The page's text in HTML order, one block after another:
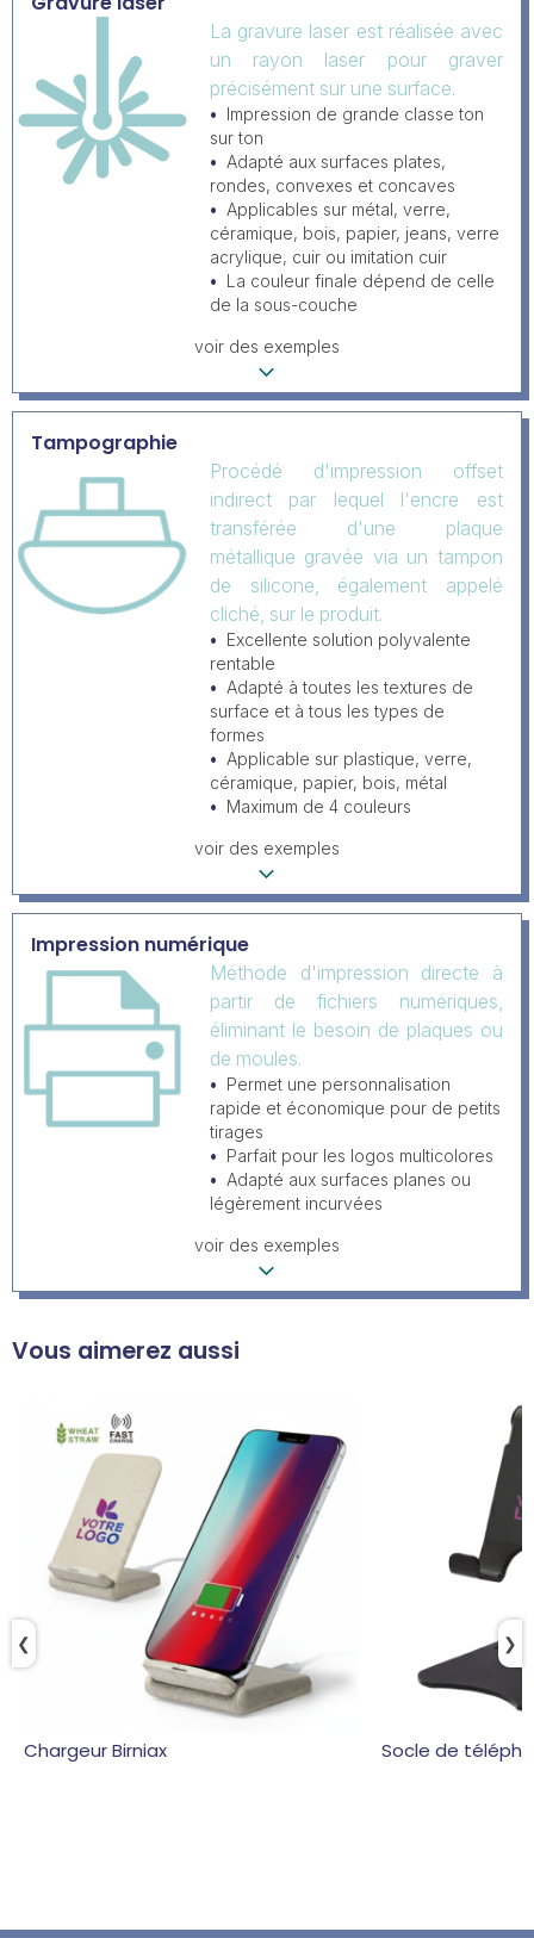
La gravure laser est réalisée avec
un rayon laser pour graver
précisément sur une surface.
Impression de grande classe ton
sur ton
Adapté aux surfaces plates,
rondes, convexes et concaves
Applicables sur métal, verre,
céramique, bois, papier, jeans, verre
acrylique, cuir ou imitation cuir
La couleur finale dépend de celle
de la sous-couche
voir des exemples
Tampographie
Procédé d'impression offset
indirect par lequel l'encre est
transférée d'une plaque
métallique gravée via un tampon
de silicone, également appelé
cliché, sur le produit.
Excellente solution polyvalente
rentable
Adapté à toutes les textures de
surface et à tous les types de
formes
Applicable sur plastique, verre,
céramique, papier, bois, métal
Maximum de 4 couleurs
voir des exemples
Impression numérique
Méthode d'impression directe à
partir de fichiers numériques,
éliminant le besoin de plaques ou
de moules.
Permet une personnalisation
rapide et économique pour de petits
tirages
Parfait pour les logos multicolores
Adapté aux surfaces planes ou
légèrement incurvées
voir des exemples
Vous aimerez aussi
Chargeur Birniax Socle de
❯
❮